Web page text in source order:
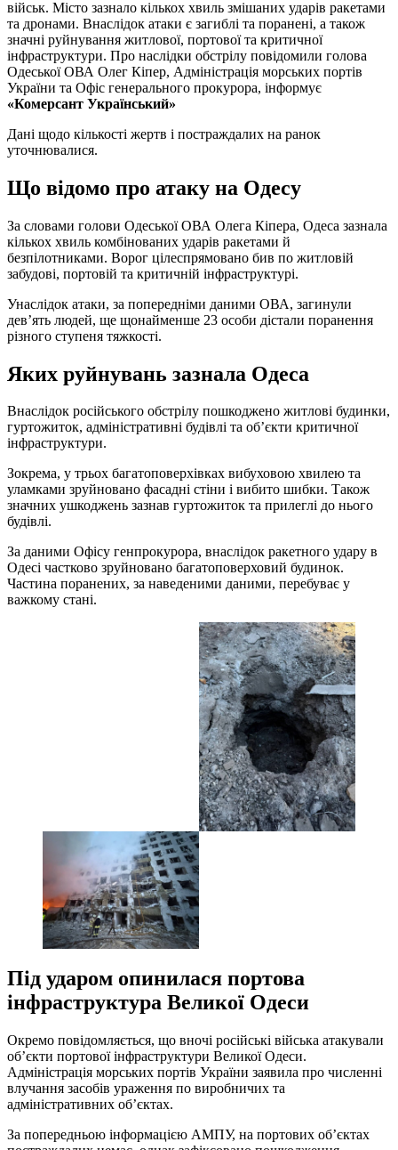
військ. Місто зазнало кількох хвиль змішаних ударів ракетами
та дронами. Внаслідок атаки є загиблі та поранені, а також
значні руйнування житлової, портової та критичної
інфраструктури. Про наслідки обстрілу повідомили голова
Одеської ОВА Олег Кіпер, Адміністрація морських портів
України та Офіс генерального прокурора, інформує
«Комерсант Український»
Дані щодо кількості жертв і постраждалих на ранок
уточнювалися.
Що відомо про атаку на Одесу
За словами голови Одеської ОВА Олега Кіпера, Одеса зазнала
кількох хвиль комбінованих ударів ракетами й
безпілотниками. Ворог цілеспрямовано бив по житловій
забудові, портовій та критичній інфраструктурі.
Унаслідок атаки, за попередніми даними ОВА, загинули
дев’ять людей, ще щонайменше 23 особи дістали поранення
різного ступеня тяжкості.
Яких руйнувань зазнала Одеса
Внаслідок російського обстрілу пошкоджено житлові будинки,
гуртожиток, адміністративні будівлі та об’єкти критичної
інфраструктури.
Зокрема, у трьох багатоповерхівках вибуховою хвилею та
уламками зруйновано фасадні стіни і вибито шибки. Також
значних ушкоджень зазнав гуртожиток та прилеглі до нього
будівлі.
За даними Офісу генпрокурора, внаслідок ракетного удару в
Одесі частково зруйновано багатоповерховий будинок.
Частина поранених, за наведеними даними, перебуває у
важкому стані.
Під ударом опинилася портова
інфраструктура Великої Одеси
Окремо повідомляється, що вночі російські війська атакували
об’єкти портової інфраструктури Великої Одеси.
Адміністрація морських портів України заявила про численні
влучання засобів ураження по виробничих та
адміністративних об’єктах.
За попередньою інформацією АМПУ, на портових об’єктах